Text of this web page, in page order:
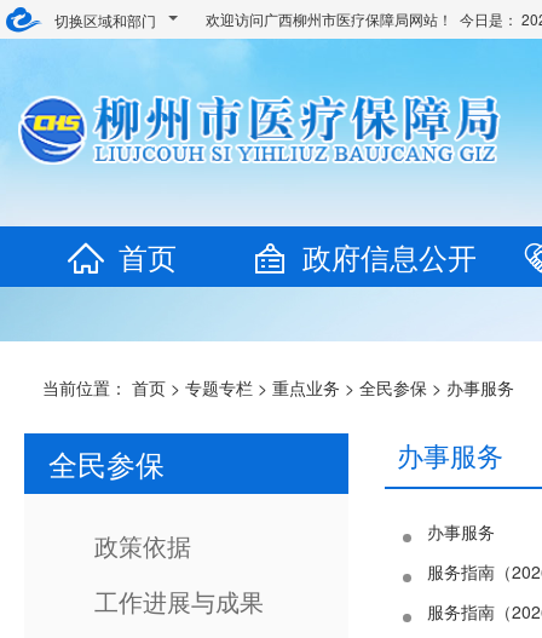
切换区域和部门 欢迎访问广西柳州市医疗保障局网站！ 今日是：
首页 政府信息公开
当前位置： 首页 > 专题专栏 > 重点业务 > 全民参保 > 办事服务
全民参保
政策依据
工作进展与成果
办事服务
办事服务
服务指南（
服务指南（